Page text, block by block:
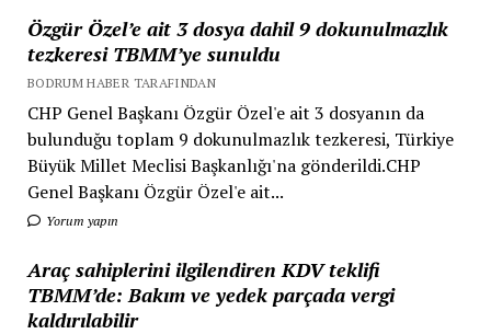
Özgür Özel’e ait 3 dosya dahil 9 dokunulmazlık
tezkeresi TBMM’ye sunuldu
BODRUM HABER TARAFINDAN
CHP Genel Başkanı Özgür Özel'e ait 3 dosyanın da
bulunduğu toplam 9 dokunulmazlık tezkeresi, Türkiye
Büyük Millet Meclisi Başkanlığı'na gönderildi.CHP
Genel Başkanı Özgür Özel'e ait...
Yorum yapın
Araç sahiplerini ilgilendiren KDV teklifi
TBMM’de: Bakım ve yedek parçada vergi
kaldırılabilir